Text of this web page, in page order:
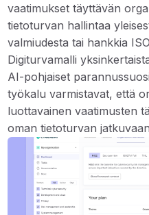
vaatimukset täyttävän
tietoturvan hallintaa
valmiudesta tai hankkia
Digiturvamalli
AI-pohjaiset
työkalu varmistavat, että
luottavainen vaatimusten
oman tietoturvan